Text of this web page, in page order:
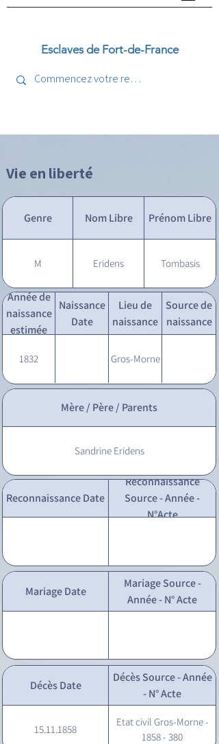
Esclaves de Fort-de-France
Vie en liberté
Genre Nom Libre Prénom Libre
M Eridens Tombasis
Année de
naissance
estimée
Naissance
Date
Lieu de
naissance
Source de
naissance
1832 Gros-Morne
Mère / Père / Parents
Sandrine Eridens
Reconnaissance Date
Reconnaissance
Source - Année -
N°Acte
Mariage Date
Mariage Source -
Année - N° Acte
Décès Date
Décès Source - Année
- N° Acte
15.11.1858
Etat civil Gros-Morne -
1858 - 380